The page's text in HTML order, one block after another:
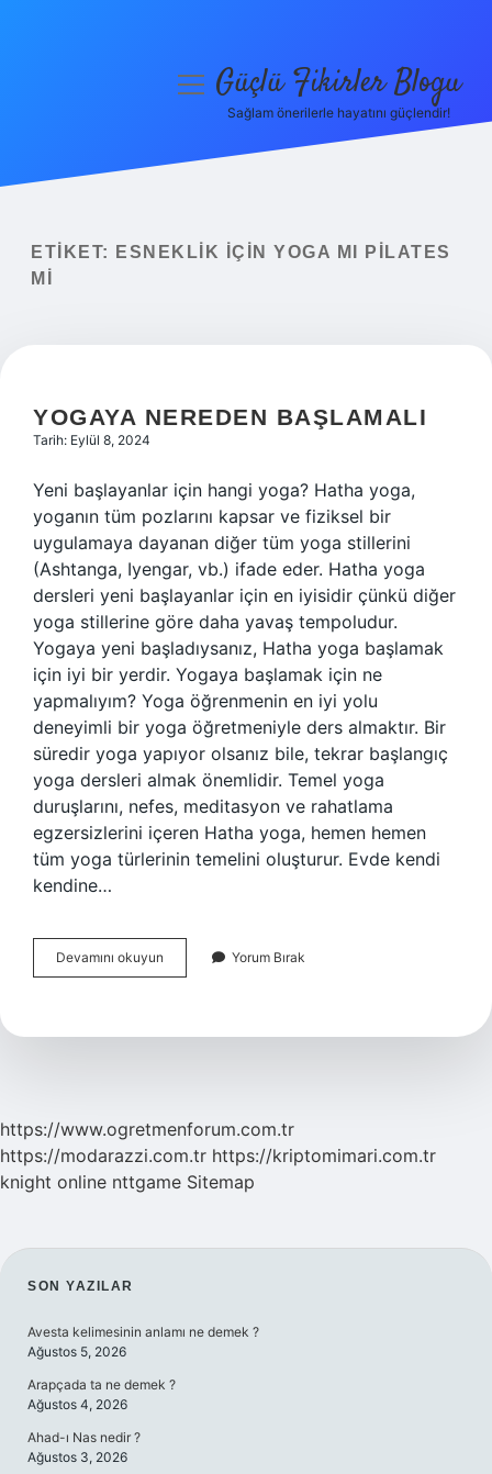
Yasal Uyarı
menüyüGüçlü Fikirler Blogu
Sağlam önerilerle hayatını güçlendir!
ETIKET:
ESNEKLIK IÇIN YOGA MI PILATES
MI
YOGAYA NEREDEN BAŞLAMALI
Tarih: Eylül 8, 2024
Yeni başlayanlar için hangi yoga? Hatha yoga,
yoganın tüm pozlarını kapsar ve fiziksel bir
uygulamaya dayanan diğer tüm yoga stillerini
(Ashtanga, Iyengar, vb.) ifade eder. Hatha yoga
dersleri yeni başlayanlar için en iyisidir çünkü diğer
yoga stillerine göre daha yavaş tempoludur.
Yogaya yeni başladıysanız, Hatha yoga başlamak
için iyi bir yerdir. Yogaya başlamak için ne
yapmalıyım? Yoga öğrenmenin en iyi yolu
deneyimli bir yoga öğretmeniyle ders almaktır. Bir
süredir yoga yapıyor olsanız bile, tekrar başlangıç ​​
yoga dersleri almak önemlidir. Temel yoga
duruşlarını, nefes, meditasyon ve rahatlama
egzersizlerini içeren Hatha yoga, hemen hemen
tüm yoga türlerinin temelini oluşturur. Evde kendi
kendine…
Devamını okuyun
Nereden
Yorum Bırak
https://www.ogretmenforum.com.tr
https://modarazzi.com.tr https://kriptomimari.com.tr
knight online nttgame Sitemap
SIDEBAR
SON YAZILAR
Avesta kelimesinin anlamı ne demek ?
Ağustos 5, 2026
Arapçada ta ne demek ?
Ağustos 4, 2026
Ahad-ı Nas nedir ?
Ağustos 3, 2026